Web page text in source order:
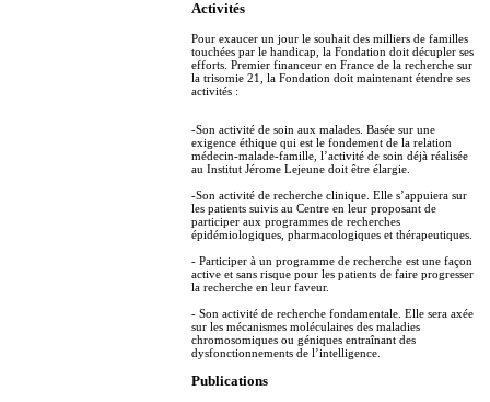
Activités
Pour exaucer un jour le souhait des milliers de familles
touchées par le handicap, la Fondation doit décupler ses
efforts. Premier financeur en France de la recherche sur
la trisomie 21, la Fondation doit maintenant étendre ses
activités :
-Son activité de soin aux malades. Basée sur une
exigence éthique qui est le fondement de la relation
médecin-malade-famille, l’activité de soin déjà réalisée
au Institut Jérome Lejeune doit être élargie.
-Son activité de recherche clinique. Elle s’appuiera sur
les patients suivis au Centre en leur proposant de
participer aux programmes de recherches
épidémiologiques, pharmacologiques et thérapeutiques.
- Participer à un programme de recherche est une façon
active et sans risque pour les patients de faire progresser
la recherche en leur faveur.
- Son activité de recherche fondamentale. Elle sera axée
sur les mécanismes moléculaires des maladies
chromosomiques ou géniques entraînant des
dysfonctionnements de l’intelligence.
Publications